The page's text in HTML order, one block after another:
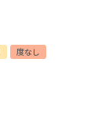
度なし